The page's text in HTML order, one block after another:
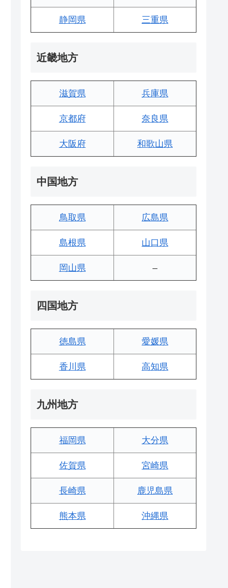
静岡県 三重県
近畿地方
滋賀県 兵庫県
京都府 奈良県
大阪府 和歌山県
中国地方
鳥取県 広島県
島根県 山口県
岡山県 –
四国地方
徳島県 愛媛県
香川県 高知県
九州地方
福岡県 大分県
佐賀県 宮崎県
長崎県 鹿児島県
熊本県 沖縄県